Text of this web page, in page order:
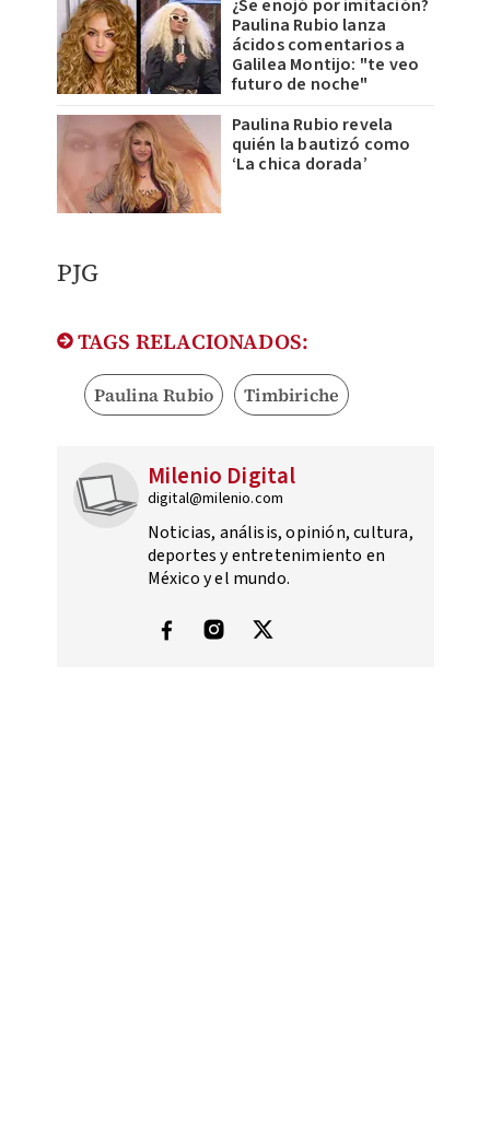
¿Se enojó por imitación?
Paulina Rubio lanza
ácidos comentarios a
Galilea Montijo: "te veo
futuro de noche"
Paulina Rubio revela
quién la bautizó como
‘La chica dorada’
PJG
TAGS RELACIONADOS:
Paulina Rubio Timbiriche
Milenio Digital
digital@milenio.com
Noticias, análisis, opinión, cultura,
deportes y entretenimiento en
México y el mundo.